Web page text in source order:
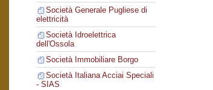
Società Generale Pugliese di
elettricità
Società Idroelettrica
dell'Ossola
Società Immobiliare Borgo
Società Italiana Acciai Speciali
- SIAS